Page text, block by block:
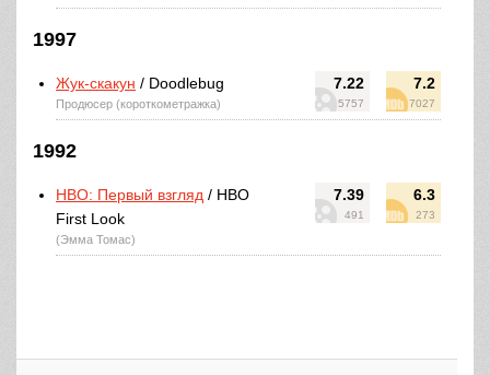
1997
7.22
5757
7.2
7027
Жук-скакун / Doodlebug
Продюсер (короткометражка)
1992
7.39
491
6.3
273
HBO: Первый взгляд / HBO
First Look
(Эмма Томас)